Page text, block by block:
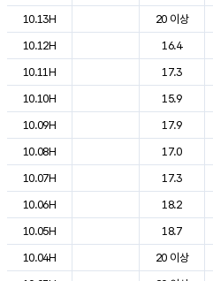
10.13H
20 이상
10.12H
16.4
10.11H
17.3
10.10H
15.9
10.09H
17.9
10.08H
17.0
10.07H
17.3
10.06H
18.2
10.05H
18.7
10.04H
20 이상